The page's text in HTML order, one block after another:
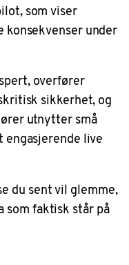
som viser
konsekvenser under
overfører
sikkerhet, og
utnytter små
engasjerende live
du sent vil glemme,
som faktisk står på